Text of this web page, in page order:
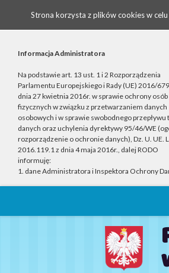
Strona korzysta z plików cookies w celu
Informacja Administratora
Na podstawie art. 13 ust. 1 i 2 Rozporządzenia
Parlamentu Europejskiego i Rady (UE) 2016/
dnia 27 kwietnia 2016r. w sprawie ochrony osób
fizycznych w związku z przetwarzaniem danych
osobowych i w sprawie swobodnego przepływu
danych oraz uchylenia dyrektywy 95/46/WE
rozporządzenie o ochronie danych), Dz. U. UE.
2016.119.1 z dnia 4 maja 2016r., dalej RODO
informuję:
1. dane Administratora i Inspektora Ochrony